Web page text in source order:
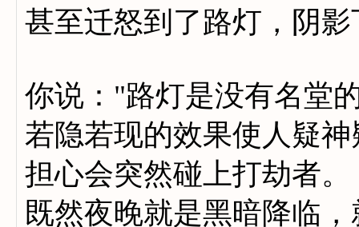
甚至迁怒到了路灯，阴
你说："路灯是没有名堂
若隐若现的效果使人疑神
担心会突然碰上打劫者。
既然夜晚就是黑暗降临